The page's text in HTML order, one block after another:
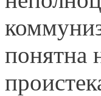
понятна